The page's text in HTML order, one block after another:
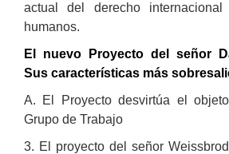
actual del derecho
humanos.
El nuevo Proyecto del señor
Sus características más
A. El Proyecto desvirtúa el
Grupo de Trabajo
3. El proyecto del señor